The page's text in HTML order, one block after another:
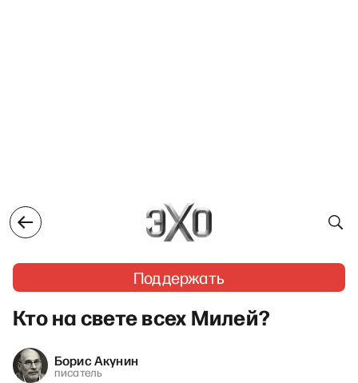
Поддержать
Кто на свете всех Милей?
Борис Акунин
писатель